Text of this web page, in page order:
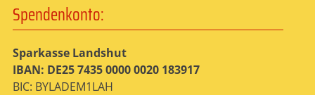
Spendenkonto:
Sparkasse Landshut
IBAN: DE25 7435 0000 0020 183917
BIC: BYLADEM1LAH